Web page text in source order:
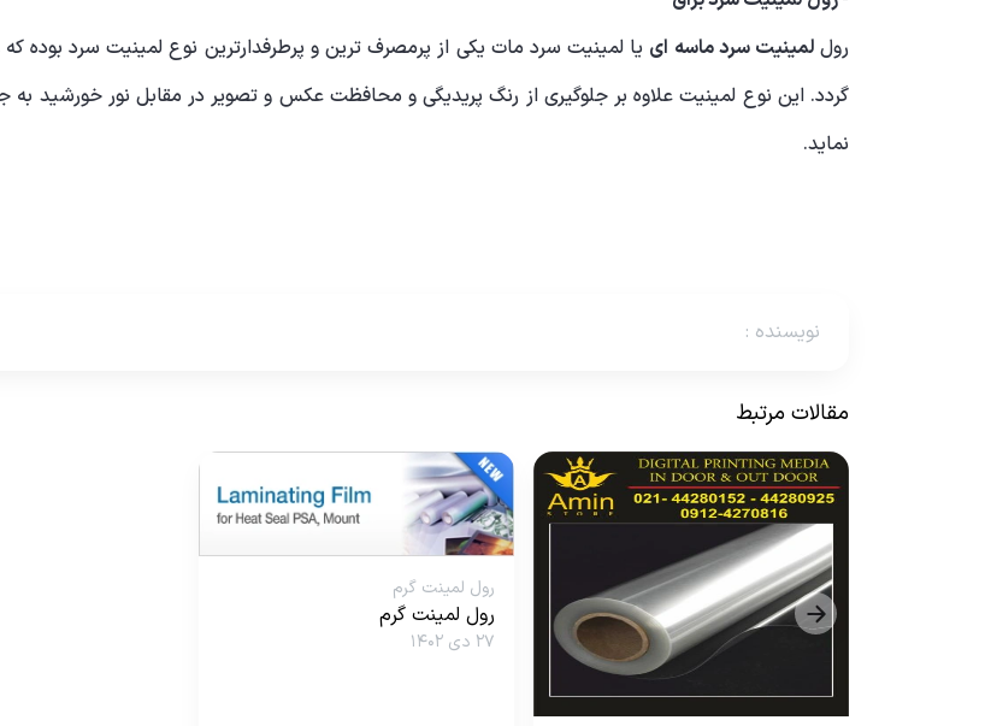
روللمینیت سرد ماسه ای یا لمینیت سرد مات یکی از پرمصرف ترین و پرطرفدارترین نوع لمینیت سرد بوده
گردد. این نوع لمینیت علاوه بر جلوگیری از رنگ پریدیگی و محافظت عکس و تصویر در مقابل نور خورشید
نماید.
نویسنده :
مقالات مرتبط
رول لمینت گرم
رول لمینت گرم
۲۷ دی ۱۴۰۲